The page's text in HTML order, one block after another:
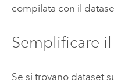
compilata con il
Semplificare
Se si trovano dataset